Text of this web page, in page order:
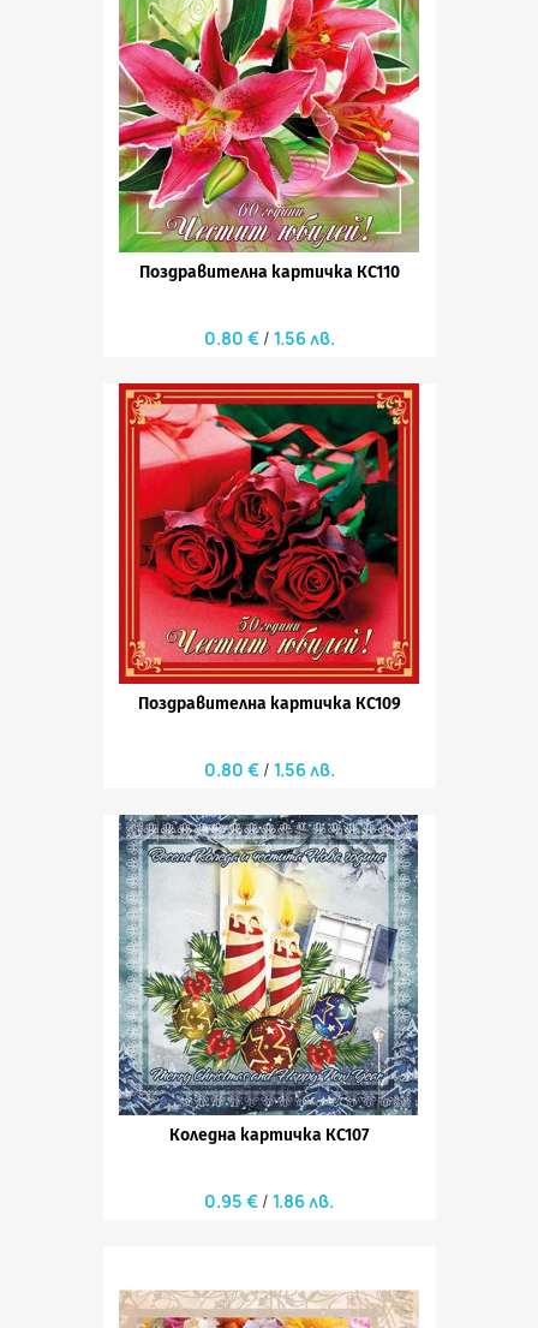
Поздравителна картичка КС110
0.80 € 1.56 лв.
Поздравителна картичка КС109
0.80 € 1.56 лв.
Коледна картичка КС107
0.95 € 1.86 лв.